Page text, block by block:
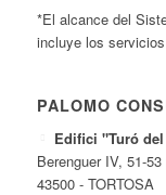
*El alcance del
incluye los
PALOMO
Edifici "Turó
Berenguer IV, 51-
43500 - TORTOSA